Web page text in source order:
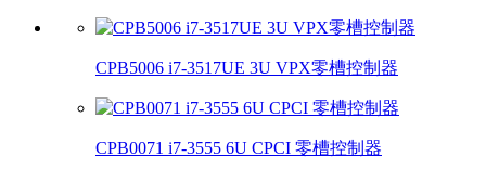
CPB5006 i7-3517UE 3U VPX零槽控制器
CPB0071 i7-3555 6U CPCI 零槽控制器